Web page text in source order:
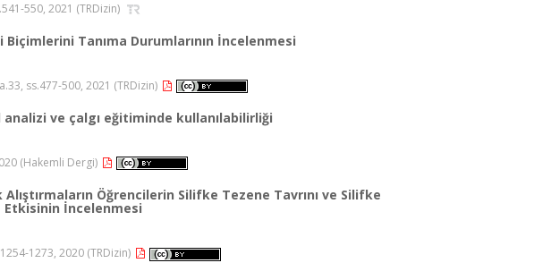
550, 2021 (TRDizin)
Tanıma Durumlarının İncelenmesi
ss.477-500, 2021 (TRDizin)
ve çalgı eğitiminde kullanılabilirliği
(Hakemli Dergi)
Öğrencilerin Silifke Tezene Tavrını ve Silifke
Etkisinin İncelenmesi
1273, 2020 (TRDizin)